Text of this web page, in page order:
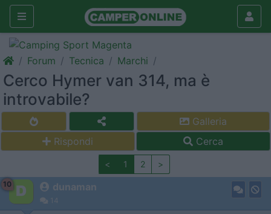
Forum Tecnica Marchi
Cerco Hymer van 314, ma è
introvabile?
Galleria
Rispondi
Cerca
< 1 2 >
10 dunaman
14